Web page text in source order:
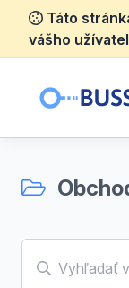
Táto
vášho